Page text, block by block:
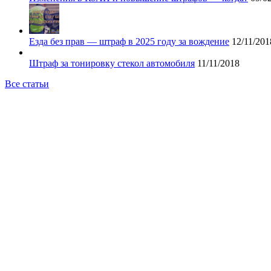
Езда без прав — штраф в 2025 году за вождение 12/11/
Штраф за тонировку стекол автомобиля 11/11/2018
Все статьи